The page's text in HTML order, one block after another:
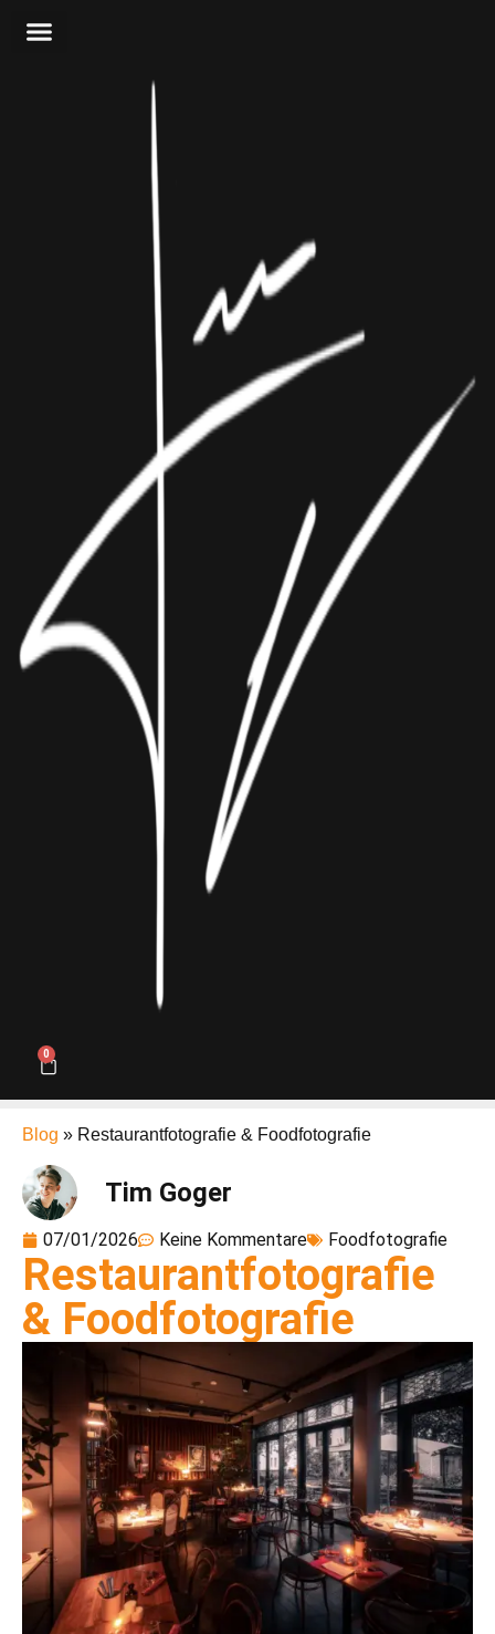
0
Blog » Restaurantfotografie & Foodfotografie
Tim Goger
07/01/2026 Keine Kommentare Foodfotografie
Restaurantfotografie
& Foodfotografie